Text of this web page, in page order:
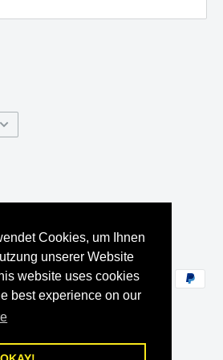
Cookies, um Ihnen
unserer Website
website uses cookies
best experience on our
10-17 Uhr & Samstag 10:00-
beschädigter Verpackung (DAP)